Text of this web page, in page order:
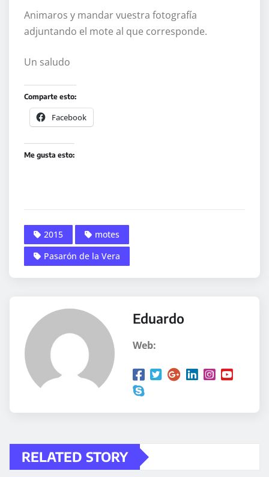
Animaros y mandar vuestra fotografía
adjuntando el mote al que corresponde.
Un saludo
Comparte esto:
Facebook
Me gusta esto:
2015
motes
Pasarón de la Vera
Eduardo
Web:
RELATED STORY